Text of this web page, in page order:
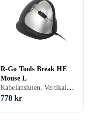
R-Go Tools Break HE
Mouse L
Kabelansluten, Vertikal, Ergonomisk, Även för vänsterhänta, Ergonomisk design, 4, 1000 dpi
778 kr